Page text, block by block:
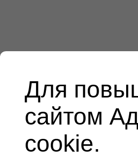
Для
сайтом
cookie.